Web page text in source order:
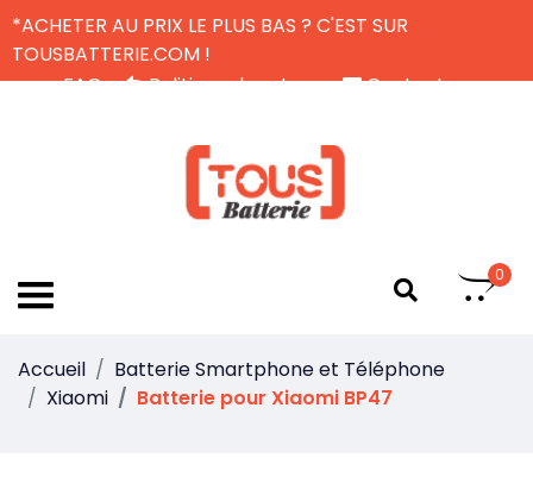
*ACHETER AU PRIX LE PLUS BAS ? C'EST SUR
TOUSBATTERIE.COM !
FAQ
Politique de retour
Contactez-nous
0
Accueil
Batterie Smartphone et Téléphone
Xiaomi
Batterie pour Xiaomi BP47